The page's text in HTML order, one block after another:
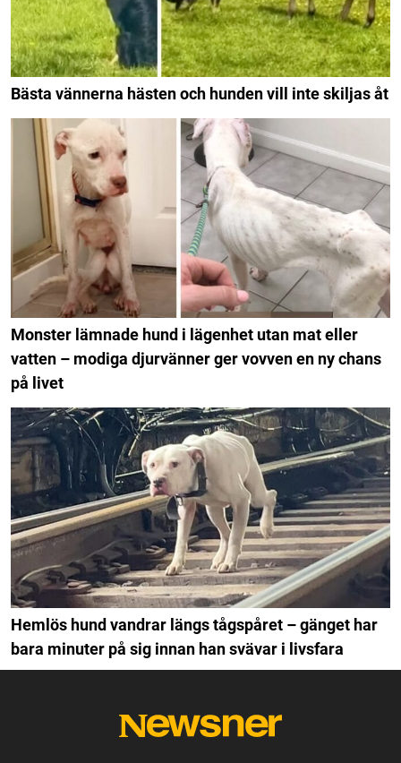
Bästa vännerna hästen och hunden vill inte skiljas åt
Monster lämnade hund i lägenhet utan mat eller
vatten – modiga djurvänner ger vovven en ny chans
på livet
Hemlös hund vandrar längs tågspåret – gänget har
bara minuter på sig innan han svävar i livsfara